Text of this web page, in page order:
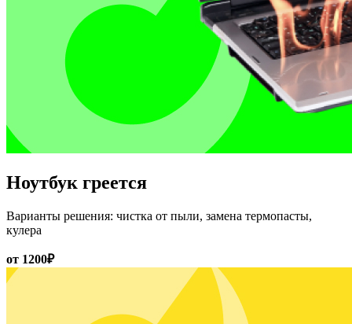
Ноутбук греется
Варианты решения: чистка от пыли, замена термопасты,
кулера
от 1200₽